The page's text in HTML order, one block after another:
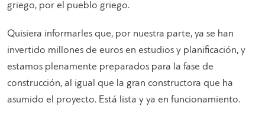
griego, por el pueblo griego.
Quisiera informarles que, por nuestra parte, ya se han
invertido millones de euros en estudios y planificación, y
estamos plenamente preparados para la fase de
construcción, al igual que la gran constructora que ha
asumido el proyecto. Está lista y ya en funcionamiento.